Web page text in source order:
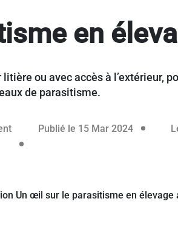
en
ou avec accès à l’extérieur,
de parasitisme.
Publié le 15 Mar 202414 mars